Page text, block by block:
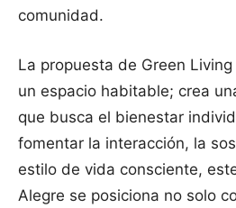
comunidad.
La propuesta de Green
un espacio habitable; crea
que busca el bienestar
fomentar la interacción, la
estilo de vida consciente,
Alegre se posiciona no solo